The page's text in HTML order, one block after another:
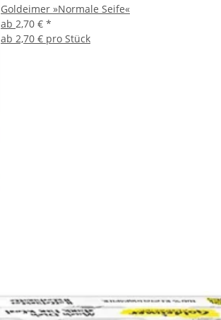
Goldeimer »Normale Seife«
ab 2,70 € *
ab 2,70 € pro Stück